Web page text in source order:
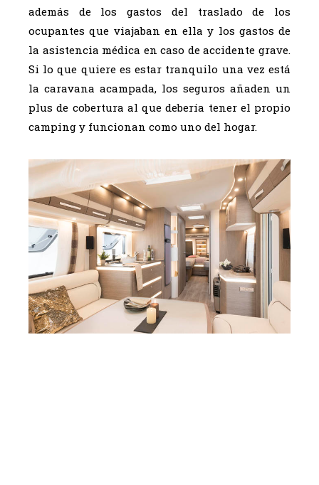
además de los gastos del traslado de los
ocupantes que viajaban en ella y los gastos de
la asistencia médica en caso de accidente grave.
Si lo que quiere es estar tranquilo una vez está
la caravana acampada, los seguros añaden un
plus de cobertura al que debería tener el propio
camping y funcionan como uno del hogar.